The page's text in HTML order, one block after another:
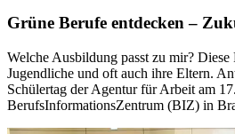
Grüne Berufe entdecken –
Welche Ausbildung passt zu mir? Diese
Jugendliche und oft auch ihre Eltern.
Schülertag der Agentur für Arbeit am
BerufsInformationsZentrum (BIZ) in